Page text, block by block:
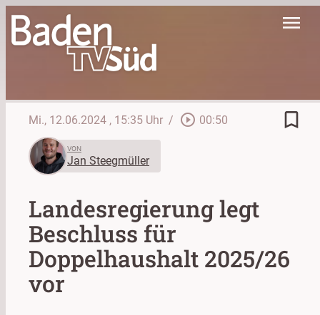
menu
Mi., 12.06.2024 , 15:35 Uhr / play_circle_outline 00:50 bookmark_border
VON
Jan Steegmüller
Landesregierung legt
Beschluss für
Doppelhaushalt 2025/26
vor